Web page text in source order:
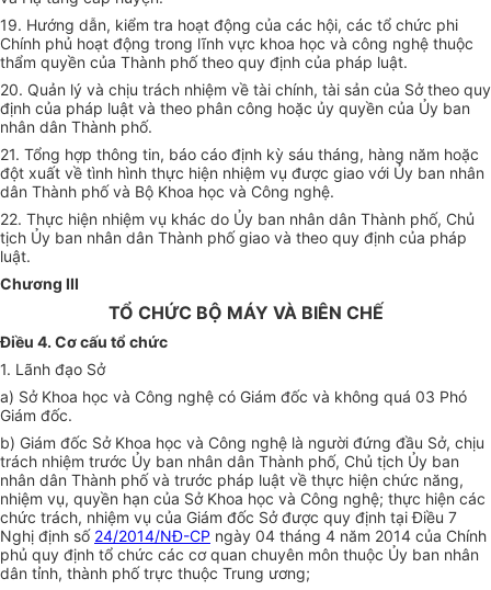
19. Hướng dẫn, kiểm tra hoạt động của các hội, các tổ chức phi
Chính phủ hoạt động trong lĩnh vực khoa học và công nghệ thuộc
thẩm quyền của Thành phố theo quy định của pháp luật.
20. Quản lý và chịu trách nhiệm về tài chính, tài sản của Sở theo quy
định của pháp luật và theo phân công hoặc ủy quyền của Ủy ban
nhân dân Thành phố.
21. Tổng hợp thông tin, báo cáo định kỳ sáu tháng, hàng năm hoặc
đột xuất về tình hình thực hiện nhiệm vụ được giao với Ủy ban nhân
dân Thành phố và Bộ Khoa học và Công nghệ.
22. Thực hiện nhiệm vụ khác do Ủy ban nhân dân Thành phố, Chủ
tịch Ủy ban nhân dân Thành phố giao và theo quy định của pháp
luật.
Chương III
TỔ CHỨC BỘ MÁY VÀ BIÊN CHẾ
Điều 4. Cơ cấu tổ chức
1. Lãnh đạo Sở
a) Sở Khoa học và Công nghệ có Giám đốc và không quá 03 Phó
Giám đốc.
b) Giám đốc Sở Khoa học và Công nghệ là người đứng đầu Sở, chịu
trách nhiệm trước Ủy ban nhân dân Thành phố, Chủ tịch Ủy ban
nhân dân Thành phố và trước pháp luật về thực hiện chức năng,
nhiệm vụ, quyền hạn của Sở Khoa học và Công nghệ; thực hiện các
chức trách, nhiệm vụ của Giám đốc Sở được quy định tại Điều 7
Nghị định số 24/2014/NĐ-CP ngày 04 tháng 4 năm 2014 của Chính
phủ quy định tổ chức các cơ quan chuyên môn thuộc Ủy ban nhân
dân tỉnh, thành phố trực thuộc Trung ương;